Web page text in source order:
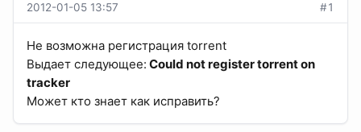
2012-01-05 13:57 #1
Не возможна регистрация torrent
Выдает следующее: Could not register torrent on
tracker
Может кто знает как исправить?